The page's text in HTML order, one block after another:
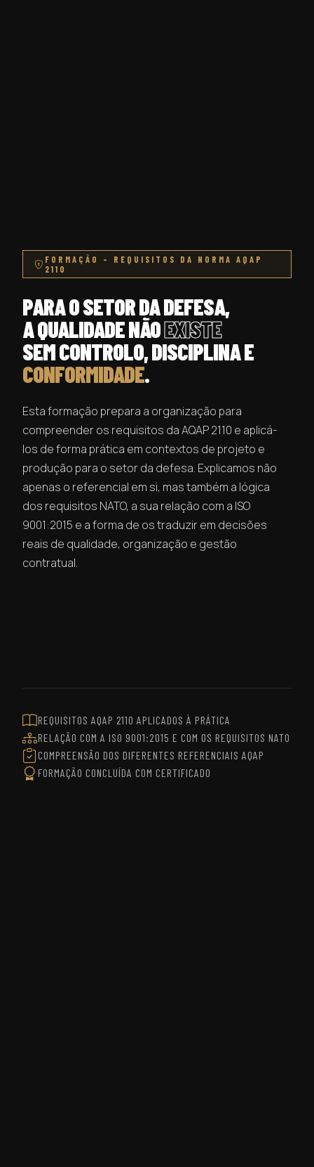
FORMAÇÃO – REQUISITOS DA NORMA AQAP
2110
PARA O SETOR DA DEFESA,
A QUALIDADE NÃOEXISTE
SEM CONTROLO, DISCIPLINA E
CONFORMIDADE.
Esta formação prepara a organização para
compreender os requisitos da AQAP 2110 e aplicá-
los de forma prática em contextos de projeto e
produção para o setor da defesa. Explicamos não
apenas o referencial em si, mas também a lógica
dos requisitos NATO, a sua relação com a ISO
9001:2015 e a forma de os traduzir em decisões
reais de qualidade, organização e gestão
contratual.
REQUISITOS AQAP 2110 APLICADOS À PRÁTICA
RELAÇÃO COM A ISO 9001:2015 E COM OS REQUISITOS NATO
COMPREENSÃO DOS DIFERENTES REFERENCIAIS AQAP
FORMAÇÃO CONCLUÍDA COM CERTIFICADO